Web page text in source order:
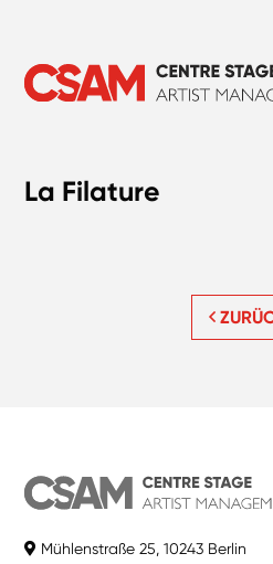
La Filature
Mühlenstraße 25, 10243 Berlin